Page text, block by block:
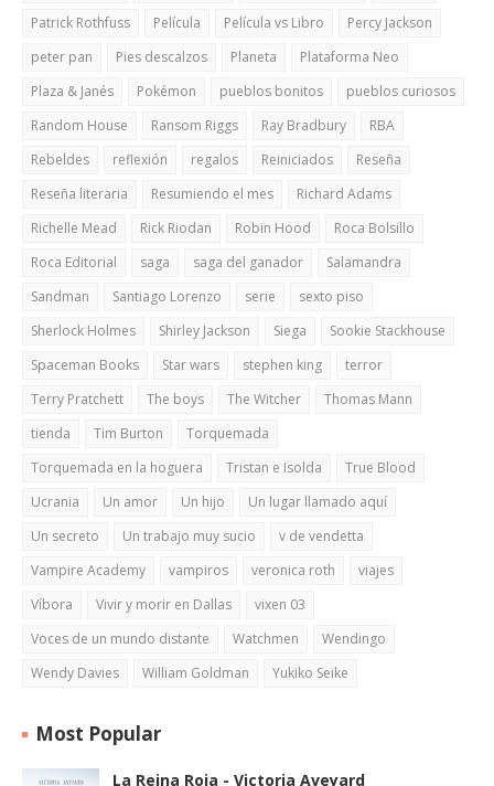
Patrick Rothfuss
Película Película vs Libro
Percy Jackson
peter pan
Pies descalzos Planeta
Plataforma Neo
Plaza & Janés
Pokémon pueblos bonitos
pueblos curiosos
Random House
Ransom Riggs Ray Bradbury
RBA
Rebeldes
reflexión regalos Reiniciados
Reseña
Reseña literaria
Resumiendo el mes
Richard Adams
Richelle Mead
Rick Riodan Robin Hood
Roca Bolsillo
Roca Editorial
saga saga del ganador
Salamandra
Sandman
Santiago Lorenzo serie
sexto piso
Sherlock Holmes
Shirley Jackson Siega
Sookie Stackhouse
Spaceman Books
Star wars stephen king
terror
Terry Pratchett
The boys The Witcher
Thomas Mann
tienda
Tim Burton
Torquemada
Torquemada en la hoguera
Tristan e Isolda
True Blood
Ucrania
Un amor Un hijo
Un lugar llamado aquí
Un secreto
Un trabajo muy sucio
v de vendetta
Vampire Academy
vampiros veronica roth
viajes
Víbora
Vivir y morir en Dallas
vixen 03
Voces de un mundo distante
Watchmen
Wendingo
Wendy Davies
William Goldman Yukiko Seike
Most Popular
La Reina Roja - Victoria Aveyard